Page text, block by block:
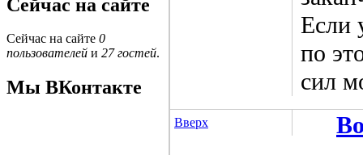
Сейчас на сайте
Сейчас на сайте 0
пользователей и 27 гостей.
Мы ВКонтакте
Если
по
сил
Вверх